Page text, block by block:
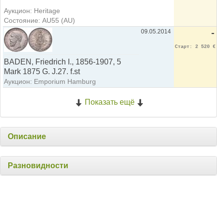
Аукцион: Heritage
Состояние: AU55 (AU)
BADEN, Friedrich I., 1856-1907, 5
Mark 1875 G. J.27. f.st
Аукцион: Emporium Hamburg
09.05.2014 -
Старт: 2 520 €
Показать ещё
Описание
Разновидности